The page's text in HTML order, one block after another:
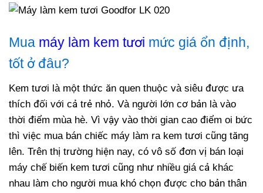
Mua máy làm kem tươi mức giá ổn định,
tốt ở đâu?
Kem tươi là một thức ăn quen thuộc và siêu được ưa
thích đối với cả trẻ nhỏ. Và người lớn cơ bản là vào
thời điểm mùa hè. Vì vậy vào thời gian cao điểm oi bức
thì việc mua bán chiếc máy làm ra kem tươi cũng tăng
lên. Trên thị trường hiện nay, có vô số đơn vị bán loại
máy chế biến kem tươi cũng như nhiều giá cả khác
nhau làm cho người mua khó chọn được cho bản thân